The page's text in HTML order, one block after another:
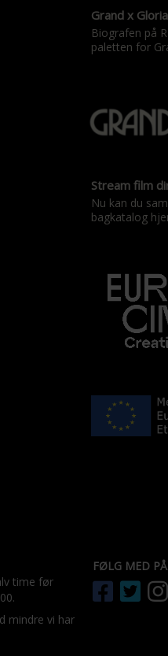
Grand x Gloria
Biografen på
paletten for
Stream film
Nu kan du
bagkatalog
time før
mindre vi har
FØLG MED PÅ